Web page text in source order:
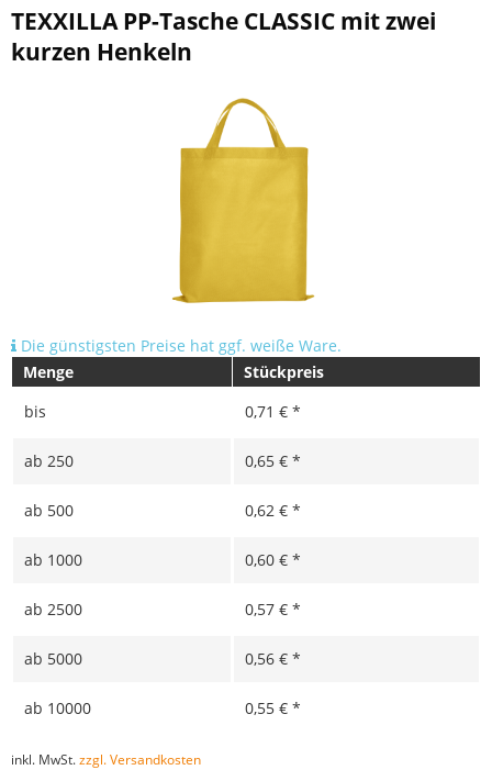
TEXXILLA PP-Tasche CLASSIC mit zwei
kurzen Henkeln
Die günstigsten Preise hat ggf. weiße Ware.
Menge
Stückpreis
bis
0,71 € *
ab 250 0,65 € *
ab 500 0,62 € *
ab 1000 0,60 € *
ab 2500 0,57 € *
ab 5000 0,56 € *
ab 10000 0,55 € *
inkl. MwSt.zzgl. Versandkosten